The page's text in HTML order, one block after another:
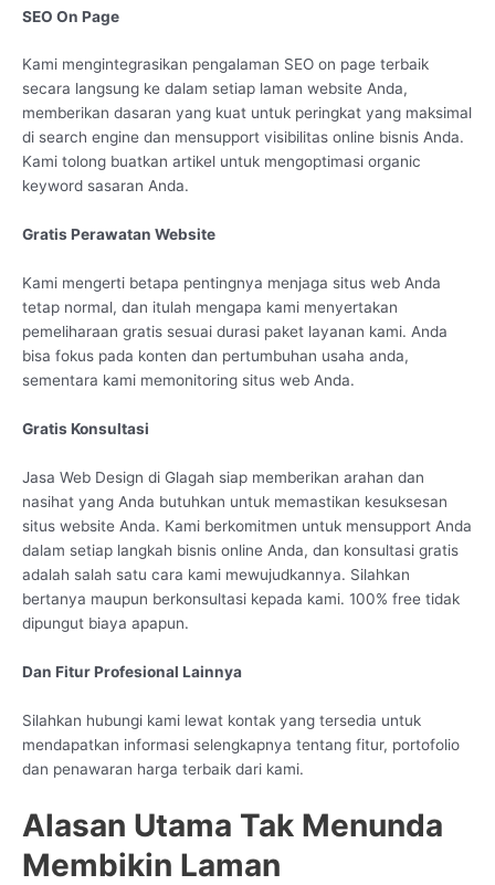
SEO On Page
Kami mengintegrasikan pengalaman SEO on page terbaik
secara langsung ke dalam setiap laman website Anda,
memberikan dasaran yang kuat untuk peringkat yang maksimal
di search engine dan mensupport visibilitas online bisnis Anda.
Kami tolong buatkan artikel untuk mengoptimasi organic
keyword sasaran Anda.
Gratis Perawatan Website
Kami mengerti betapa pentingnya menjaga situs web Anda
tetap normal, dan itulah mengapa kami menyertakan
pemeliharaan gratis sesuai durasi paket layanan kami. Anda
bisa fokus pada konten dan pertumbuhan usaha anda,
sementara kami memonitoring situs web Anda.
Gratis Konsultasi
Jasa Web Design di Glagah siap memberikan arahan dan
nasihat yang Anda butuhkan untuk memastikan kesuksesan
situs website Anda. Kami berkomitmen untuk mensupport Anda
dalam setiap langkah bisnis online Anda, dan konsultasi gratis
adalah salah satu cara kami mewujudkannya. Silahkan
bertanya maupun berkonsultasi kepada kami. 100% free tidak
dipungut biaya apapun.
Dan Fitur Profesional Lainnya
Silahkan hubungi kami lewat kontak yang tersedia untuk
mendapatkan informasi selengkapnya tentang fitur, portofolio
dan penawaran harga terbaik dari kami.
Alasan Utama Tak Menunda
Membikin Laman